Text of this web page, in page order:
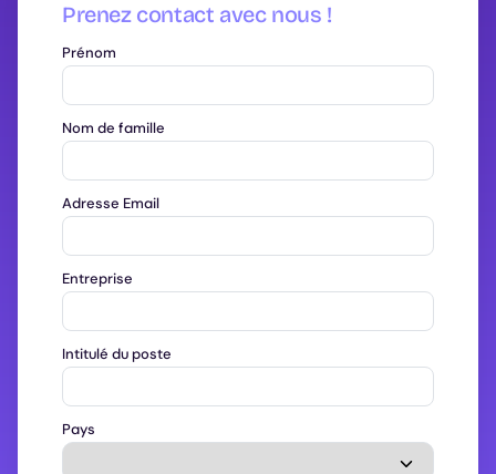
Prenez contact avec nous !
Prénom
Nom de famille
Adresse Email
Entreprise
Intitulé du poste
Pays